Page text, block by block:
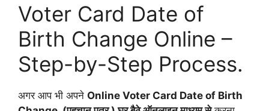
Voter Card Date of
Birth Change Online –
Step-by-Step Process.
अगर आप भी अपने Online Voter Card Date of Birth